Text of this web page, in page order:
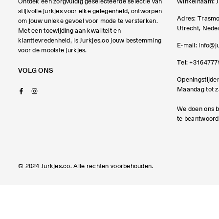
stijlvolle jurkjes voor elke gelegenheid, ontworpen
om jouw unieke gevoel voor mode te versterken.
Met een toewijding aan kwaliteit en
klanttevredenheid, is Jurkjes.co jouw bestemming
voor de mooiste jurkjes.
VOLG ONS
Facebook
Instagram
Adres:
Utrecht,
E-mail:
Tel:
Maandag tot
We doen ons
te
© 2024 Jurkjes.co. Alle rechten voorbehouden.